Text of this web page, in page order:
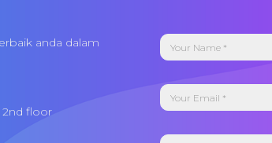
anda dalam
2nd floor